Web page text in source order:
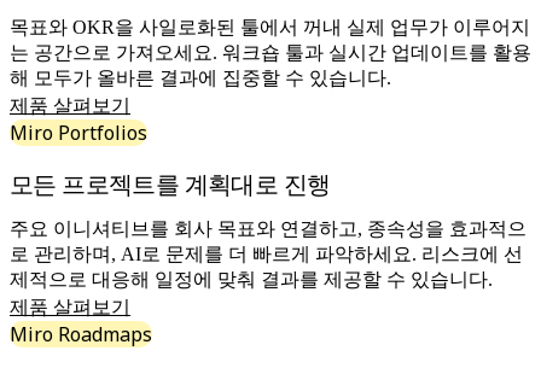
산업별
디지털
전문가 서비스
제약 및 생명과학
제품 관리
디자인 및 UX
엔지니어링
목표와 OKR을 사일로화된 툴에서 꺼내 실제 업무가 이루어지
는 공간으로 가져오세요. 워크숍 툴과 실시간 업데이트를 활용
해 모두가 올바른 결과에 집중할 수 있습니다.
제품 살펴보기
Miro Portfolios
모든 프로젝트를 계획대로 진행
주요 이니셔티브를 회사 목표와 연결하고, 종속성을 효과적으
로 관리하며, AI로 문제를 더 빠르게 파악하세요. 리스크에 선
제적으로 대응해 일정에 맞춰 결과를 제공할 수 있습니다.
제품 살펴보기
Miro Roadmaps